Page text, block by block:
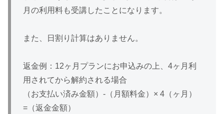
月の利用料も受講したことになります。
また、日割り計算はありません。
返金例：12ヶ月プランにお申込みの上、4ヶ月利
用されてから解約される場合
（お支払い済み金額）-（月額料金）× 4（ヶ月）
=（返金金額）